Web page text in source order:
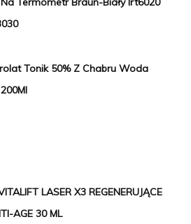
Tonik 50% Z Chabru Woda
LASER X3 REGENERUJĄCE
AGE 30 ML